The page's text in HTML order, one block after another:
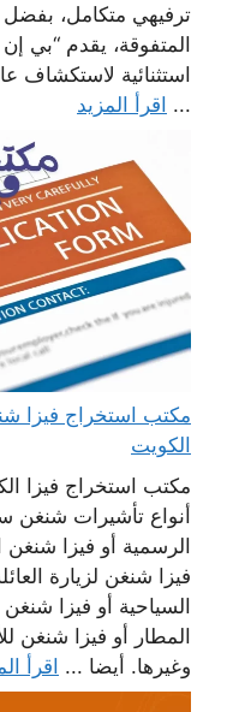
ترفيهي متكامل، بفضل
المتفوقة، يقدم “بي
استثنائية لاستكشاف
... اقرأ المزيد
الكويت
مكتب استخراج فيزا
أنواع تأشيرات شنغن
الرسمية أو فيزا شنغن
فيزا شنغن لزيارة
السياحية أو فيزا شنغن
المطار أو فيزا شنغن
وغيرها. أيضا ... اقرأ